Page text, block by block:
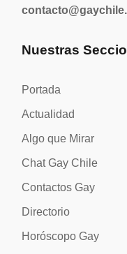
Nuestras
Portada
Actualidad
Algo que Mirar
Chat Gay Chile
Contactos Gay
Directorio
Horóscopo Gay